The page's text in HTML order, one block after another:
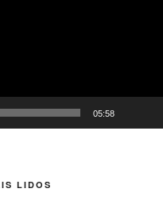
05:58
LIDOS